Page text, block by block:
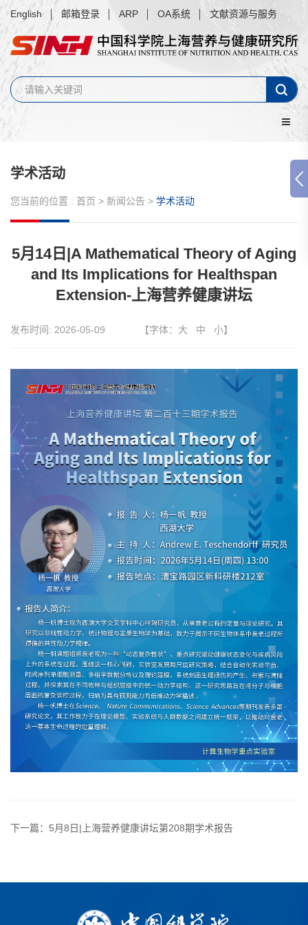
English 邮箱登录 ARP OA系统 文献资源与服务
学术活动
您当前的位置 : 首页 > 新闻公告 > 学术活动
5月14日|A Mathematical Theory of Aging
and Its Implications for Healthspan
Extension-上海营养健康讲坛
发布时间: 2026-05-09 【字体： 大 中 小】
下一篇：5月8日|上海营养健康讲坛第208期学术报告